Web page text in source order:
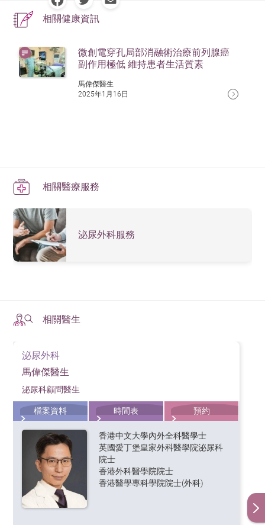
相關健康資訊
微創電穿孔局部消融術治療前列腺癌
副作用極低 維持患者生活質素
馬偉傑醫生
2025年1月16日
相關醫療服務
泌尿外科服務
相關醫生
泌尿外科
馬偉傑醫生
泌尿科顧問醫生
檔案資料 時間表 預約
香港中文大學內外全科醫學士
英國愛丁堡皇家外科醫學院泌尿科
院士
香港外科醫學院院士
香港醫學專科學院院士(外科)